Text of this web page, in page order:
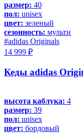
размер: 40
пол: unisex
цвет: зеленый
сезонность: мульти
#adidas Originals
14 999 ₽
Кеды adidas
высота каблука: 4
размер: 39
пол: unisex
цвет: бордовый